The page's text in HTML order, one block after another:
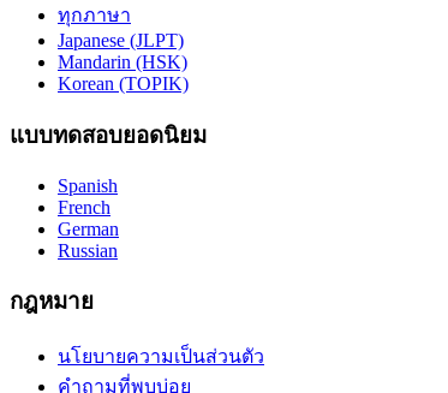
ทุกภาษา
Japanese (JLPT)
Mandarin (HSK)
Korean (TOPIK)
แบบทดสอบยอดนิยม
Spanish
French
German
Russian
กฎหมาย
นโยบายความเป็นส่วนตัว
คำถามที่พบบ่อย